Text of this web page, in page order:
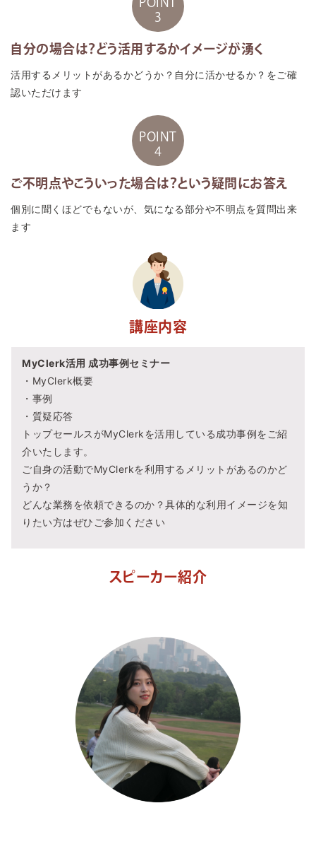
3
自分の場合は？どう活用するかイメージが湧く
活用するメリットがあるかどうか？自分に活かせるか？をご確
認いただけます
POINT
4
ご不明点やこういった場合は？という疑問にお答え
個別に聞くほどでもないが、気になる部分や不明点を質問出来
ます
講座内容
MyClerk活用 成功事例セミナー
・MyClerk概要
・事例
・質疑応答
トップセールスがMyClerkを活用している成功事例をご紹
介いたします。
ご自身の活動でMyClerkを利用するメリットがあるのかど
うか？
どんな業務を依頼できるのか？具体的な利用イメージを知
りたい方はぜひご参加ください
スピーカー紹介